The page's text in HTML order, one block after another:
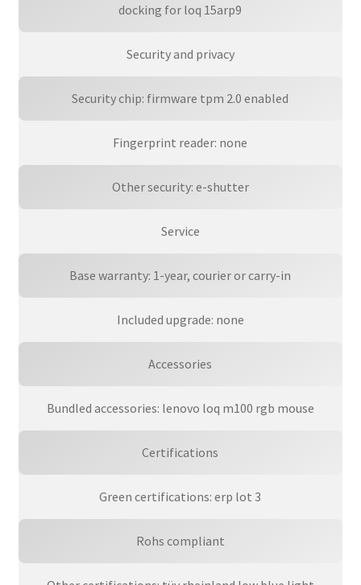
docking for loq 15arp9
Security and privacy
Security chip: firmware tpm 2.0 enabled
Fingerprint reader: none
Other security: e-shutter
Service
Base warranty: 1-year, courier or carry-in
Included upgrade: none
Accessories
Bundled accessories: lenovo loq m100 rgb mouse
Certifications
Green certifications: erp lot 3
Rohs compliant